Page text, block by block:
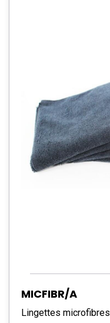
MICFIBR/A
Lingettes microfibres